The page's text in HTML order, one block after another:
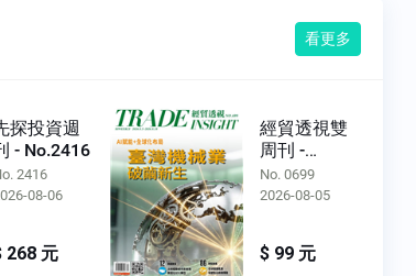
看更多
探投資週
- No.2416
2416
08-06
268 元
經貿透視雙
周刊 -
No.0699
No. 0699
2026-08-05
$ 99 元